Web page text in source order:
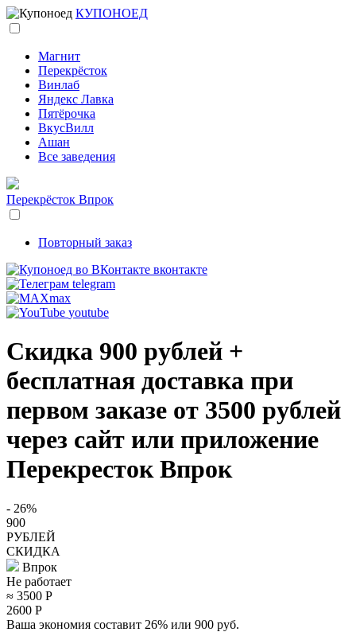
КУПОНОЕД
Магнит
Перекрёсток
Винлаб
Яндекс Лавка
Пятёрочка
ВкусВилл
Ашан
Все заведения
Перекрёсток Впрок
Повторный заказ
вконтакте
telegram
max
youtube
Скидка 900 рублей +
бесплатная доставка при
первом заказе от 3500 рублей
через сайт или приложение
Перекресток Впрок
- 26%
900
РУБЛЕЙ
СКИДКА
Впрок
Не работает
≈ 3500 Р
2600 Р
Ваша экономия составит 26% или 900 руб.